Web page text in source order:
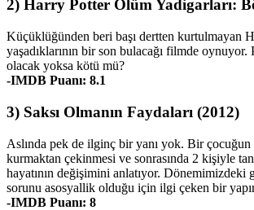
2) Harry Potter Ölüm Yadigarları:
Küçüklüğünden beri başı dertten kurtulmayan
yaşadıklarının bir son bulacağı filmde
olacak yoksa kötü mü?
-IMDB Puanı: 8.1
3) Saksı Olmanın Faydaları (2012)
Aslında pek de ilginç bir yanı yok. Bir
kurmaktan çekinmesi ve sonrasında 2 kişiyle
hayatının değişimini anlatıyor. Dönemimizdeki
sorunu asosyallik olduğu için ilgi çeken bir
-IMDB Puanı: 8